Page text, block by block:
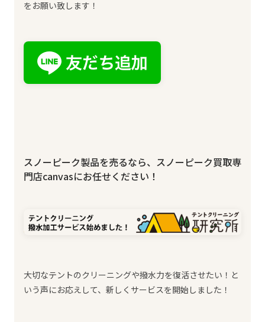
をお願い致します！
スノーピーク製品を売るなら、スノーピーク買取専
門店canvasにお任せください！
大切なテントのクリーニングや撥水力を復活させたい！と
いう声にお応えして、新しくサービスを開始しました！